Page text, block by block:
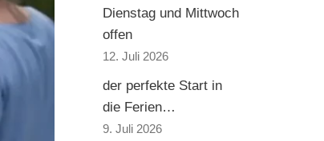
Dienstag und Mittwoch
offen
12. Juli 2026
der perfekte Start in
die Ferien…
9. Juli 2026